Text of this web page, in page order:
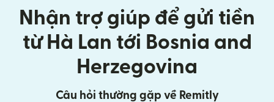
Nhận trợ giúp để gửi tiền
từ Hà Lan tới Bosnia and
Herzegovina
Câu hỏi thường gặp về Remitly